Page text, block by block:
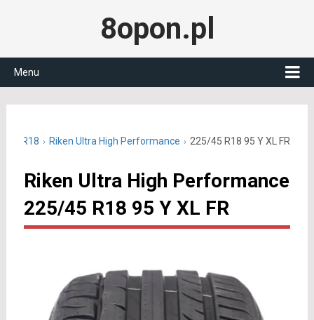
8opon.pl
Menu
45 R18 Riken Ultra High Performance 225/45 R18 95 Y XL FR
Riken Ultra High Performance
225/45 R18 95 Y XL FR